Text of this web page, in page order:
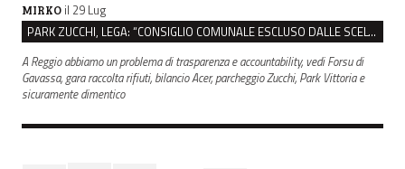
MIRKO il 29 Lug
PARK ZUCCHI, LEGA: “CONSIGLIO COMUNALE ESCLUSO DALLE SCELTE, PRETENDIAMO TUTTI GLI ATTI”
A Reggio abbiamo un problema di trasparenza e accountability, vedi Forsu di
Gavassa, gara raccolta rifiuti, bilancio Acer, parcheggio Zucchi, Park Vittoria e
sicuramente dimentico